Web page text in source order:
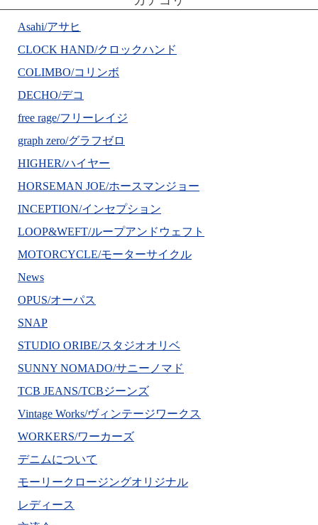
Asahi/アサヒ
CLOCK HAND/クロックハンド
COLIMBO/コリンボ
DECHO/デコ
free rage/フリーレイジ
graph zero/グラフゼロ
HIGHER/ハイヤー
HORSEMAN JOE/ホースマンジョー
INCEPTION/インセプション
LOOP&WEFT/ループアンドウェフト
MOTORCYCLE/モーターサイクル
News
OPUS/オーパス
SNAP
STUDIO ORIBE/スタジオオリベ
SUNNY NOMADO/サニーノマド
TCB JEANS/TCBジーンズ
Vintage Works/ヴィンテージワークス
WORKERS/ワーカーズ
デニムについて
モーリークロージングオリジナル
レディース